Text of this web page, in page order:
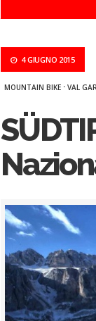
4 GIUGNO 2015
MOUNTAIN BIKE · VAL